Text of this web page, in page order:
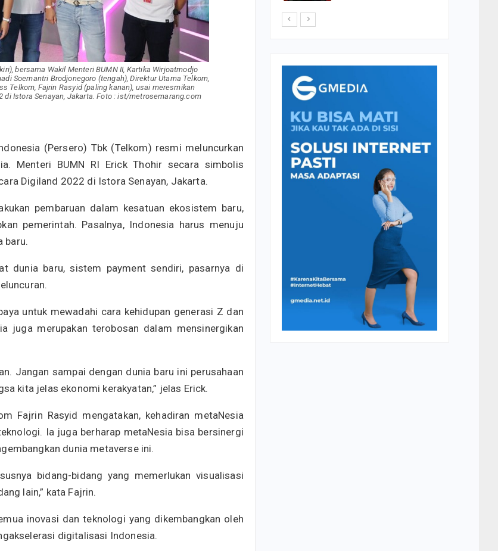
bersama Wakil Menteri BUMN II, Kartika Wirjoatmodjo
Soemantri Brodjonegoro (tengah), Direktur Utama Telkom,
Telkom, Fajrin Rasyid (paling kanan), usai meresmikan
Istora Senayan, Jakarta. Foto : ist/metrosemarang.com
(Persero) Tbk (Telkom) resmi meluncurkan
Menteri BUMN RI Erick Thohir secara simbolis
Digiland 2022 di Istora Senayan, Jakarta.
pembaruan dalam kesatuan ekosistem baru,
pemerintah. Pasalnya, Indonesia harus menuju
baru.
dunia baru, sistem payment sendiri, pasarnya di
untuk mewadahi cara kehidupan generasi Z dan
juga merupakan terobosan dalam mensinergikan
Jangan sampai dengan dunia baru ini perusahaan
kita jelas ekonomi kerakyatan,” jelas Erick.
Fajrin Rasyid mengatakan, kehadiran metaNesia
Ia juga berharap metaNesia bisa bersinergi
dunia metaverse ini.
bidang-bidang yang memerlukan visualisasi
lain,” kata Fajrin.
inovasi dan teknologi yang dikembangkan oleh
digitalisasi Indonesia.